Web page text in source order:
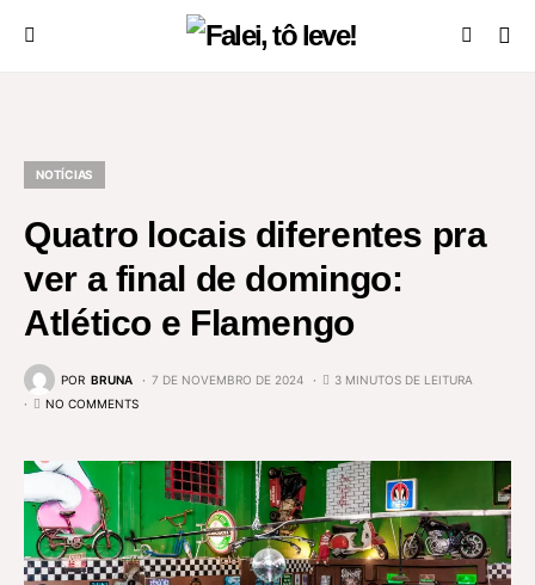
NOTÍCIAS
Quatro locais diferentes pra
ver a final de domingo:
Atlético e Flamengo
POR BRUNA 7 DE NOVEMBRO DE 2024
3 MINUTOS DE LEITURA
NO COMMENTS